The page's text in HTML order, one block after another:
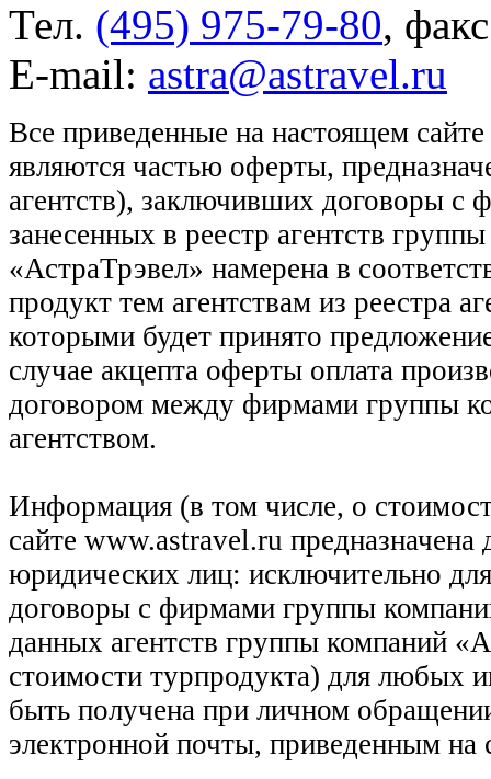
Тел. (495) 975-79-80,
E-mail: astra@astravel.ru
Все приведенные на настоящем
являются частью оферты,
агентств), заключивших договоры
занесенных в реестр агентств
«АстраТрэвел» намерена в
продукт тем агентствам из реестра
которыми будет принято
случае акцепта оферты оплата
договором между фирмами группы
агентством.
Информация (в том числе, о
сайте www.astravel.ru предназначена
юридических лиц: исключительно
договоры с фирмами группы
данных агентств группы компаний
стоимости турпродукта) для любых
быть получена при личном
электронной почты, приведенным на